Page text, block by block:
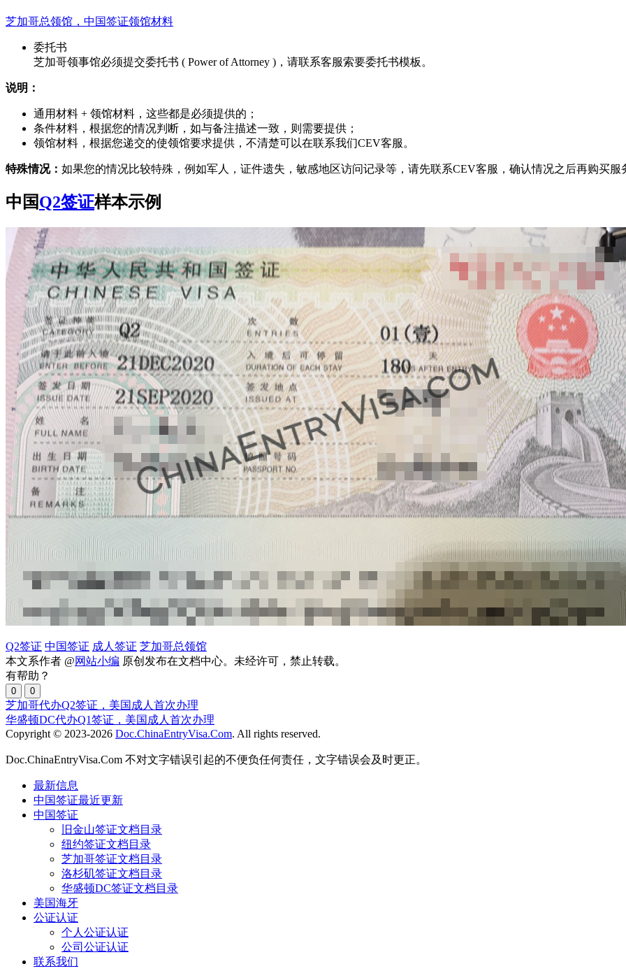
芝加哥总领馆，中国签证领馆材料
委托书
芝加哥领事馆必须提交委托书 ( Power of Attorney )，请联系客服索要委托书模板。
说明：
通用材料 + 领馆材料，这些都是必须提供的；
条件材料，根据您的情况判断，如与备注描述一致，则需要提供；
领馆材料，根据您递交的使领馆要求提供，不清楚可以在联系我们CEV客服。
特殊情况： 如果您的情况比较特殊，例如军人，证件遗失，敏感地区访问记录等，请先联系CEV客服，确认情况之后再购买服
中国Q2签证样本示例
Q2签证 中国签证 成人签证 芝加哥总领馆
本文系作者 @网站小编 原创发布在文档中心。未经许可，禁止转载。
有帮助？
0 0
芝加哥代办Q2签证，美国成人首次办理
华盛顿DC代办Q1签证，美国成人首次办理
Copyright © 2023-2026 Doc.ChinaEntryVisa.Com. All rights reserved.
Doc.ChinaEntryVisa.Com 不对文字错误引起的不便负任何责任，文字错误会及时更正。
最新信息
中国签证最近更新
中国签证
旧金山签证文档目录
纽约签证文档目录
芝加哥签证文档目录
洛杉矶签证文档目录
华盛顿DC签证文档目录
美国海牙
公证认证
个人公证认证
公司公证认证
联系我们